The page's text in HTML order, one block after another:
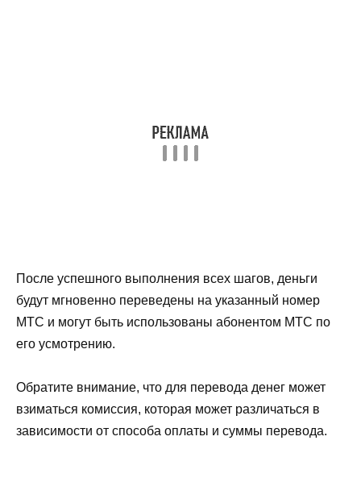
После успешного выполнения всех шагов, деньги
будут мгновенно переведены на указанный номер
МТС и могут быть использованы абонентом МТС по
его усмотрению.
Обратите внимание, что для перевода денег может
взиматься комиссия, которая может различаться в
зависимости от способа оплаты и суммы перевода.